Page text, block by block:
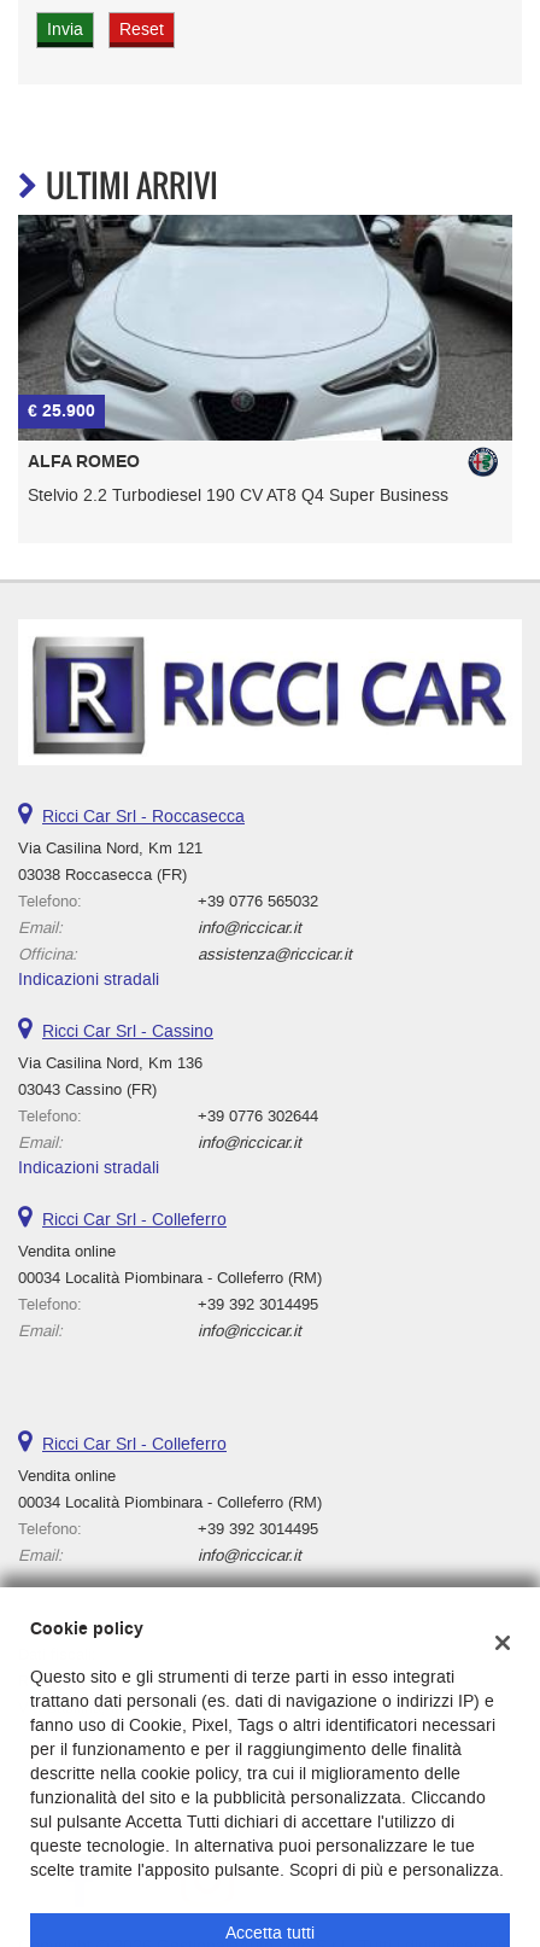
ULTIMI ARRIVI
€ 25.900
ALFA ROMEO
Stelvio 2.2 Turbodiesel 190 CV AT8 Q4 Super Business
Ricci Car Srl - Roccasecca
Via Casilina Nord, Km 121
03038 Roccasecca (FR)
Telefono:
+39 0776 565032
Email:
info@riccicar.it
Officina:
assistenza@riccicar.it
Indicazioni stradali
Ricci Car Srl - Cassino
Via Casilina Nord, Km 136
03043 Cassino (FR)
Telefono:
+39 0776 302644
Email:
info@riccicar.it
Indicazioni stradali
Ricci Car Srl - Colleferro
Vendita online
00034 Località Piombinara - Colleferro (RM)
Telefono:
+39 392 3014495
Email:
info@riccicar.it
Ricci Car Srl - Colleferro
Vendita online
00034 Località Piombinara - Colleferro (RM)
Telefono:
+39 392 3014495
Email:
info@riccicar.it
Ricci Car Srl
Via Casilina, km 136, Cassino, 03043
C.F/P.IVA:03130000601
Registro delle imprese:Cassino
Cookie policy
Questo sito e gli strumenti di terze parti in esso integrati
trattano dati personali (es. dati di navigazione o indirizzi IP) e
fanno uso di Cookie, Pixel, Tags o altri identificatori necessari
per il funzionamento e per il raggiungimento delle finalità
descritte nella cookie policy, tra cui il miglioramento delle
funzionalità del sito e la pubblicità personalizzata. Cliccando
sul pulsante Accetta Tutti dichiari di accettare l'utilizzo di
queste tecnologie. In alternativa puoi personalizzare le tue
scelte tramite l'apposito pulsante. Scopri di più e personalizza.
Accetta tutti